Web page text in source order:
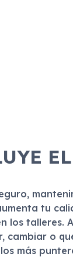
tu
los talleres.
cambiar o
más